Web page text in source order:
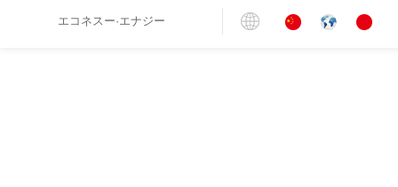
エコネスー·エナジー